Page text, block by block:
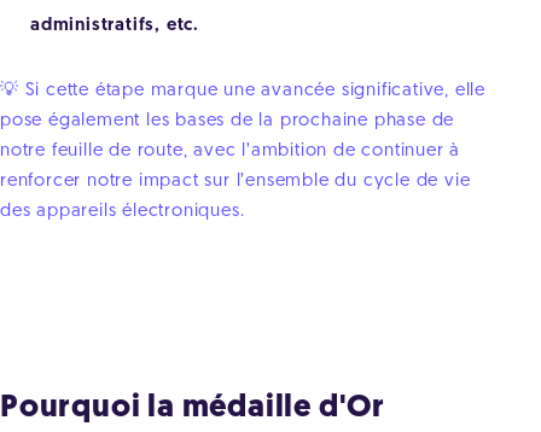
administratifs, etc.
💡 Si cette étape marque une avancée significative, elle
pose également les bases de la prochaine phase de
notre feuille de route, avec l’ambition de continuer à
renforcer notre impact sur l’ensemble du cycle de vie
des appareils électroniques.
Pourquoi la médaille d'Or